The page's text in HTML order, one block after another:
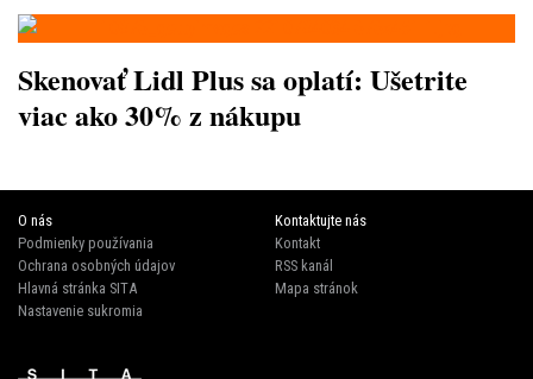
Skenovať Lidl Plus sa oplatí: Ušetrite
viac ako 30% z nákupu
O nás
Podmienky používania
Ochrana osobných údajov
Hlavná stránka SITA
Nastavenie sukromia
Kontaktujte nás
Kontakt
RSS kanál
Mapa stránok